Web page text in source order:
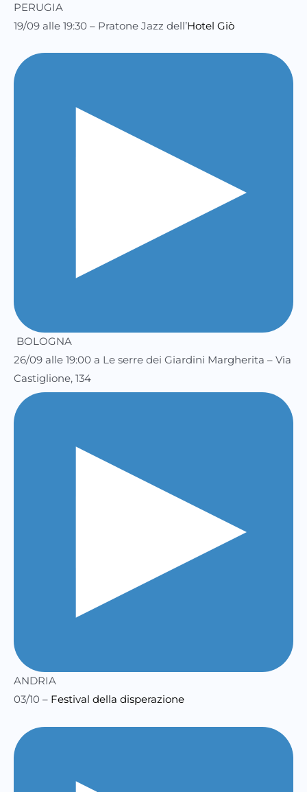
PERUGIA
19/09 alle 19:30 – Pratone Jazz dell’Hotel Giò
BOLOGNA
26/09 alle 19:00 a Le serre dei Giardini Margherita – Via
Castiglione, 134
ANDRIA
03/10 – Festival della disperazione